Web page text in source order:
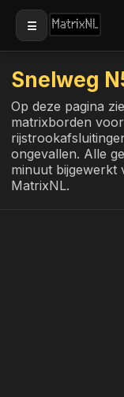
☰
Snelweg
Op deze pagina
matrixborden
ongevallen. Alle
minuut bijgewerkt
MatrixNL.